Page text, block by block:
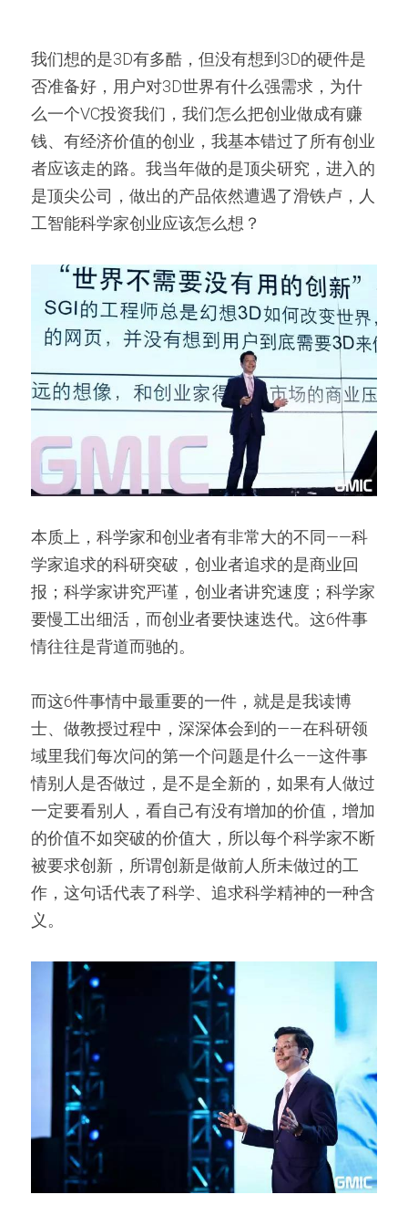
我们想的是3D有多酷，但没有想到3D的硬件是
否准备好，用户对3D世界有什么强需求，为什
么一个VC投资我们，我们怎么把创业做成有赚
钱、有经济价值的创业，我基本错过了所有创业
者应该走的路。我当年做的是顶尖研究，进入的
是顶尖公司，做出的产品依然遭遇了滑铁卢，人
工智能科学家创业应该怎么想？
本质上，科学家和创业者有非常大的不同——科
学家追求的科研突破，创业者追求的是商业回
报；科学家讲究严谨，创业者讲究速度；科学家
要慢工出细活，而创业者要快速迭代。这6件事
情往往是背道而驰的。
而这6件事情中最重要的一件，就是是我读博
士、做教授过程中，深深体会到的——在科研领
域里我们每次问的第一个问题是什么——这件事
情别人是否做过，是不是全新的，如果有人做过
一定要看别人，看自己有没有增加的价值，增加
的价值不如突破的价值大，所以每个科学家不断
被要求创新，所谓创新是做前人所未做过的工
作，这句话代表了科学、追求科学精神的一种含
义。